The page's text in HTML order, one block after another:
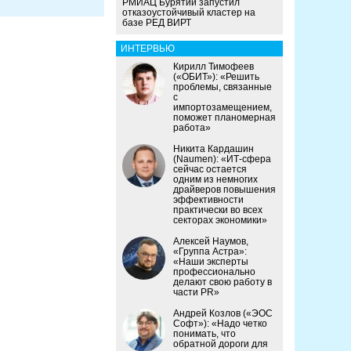
РМИАЦ Бурятии запустил
отказоустойчивый кластер на
базе РЕД ВИРТ
ИНТЕРВЬЮ
Кирилл Тимофеев
(«ОБИТ»): «Решить
проблемы, связанные
с
импортозамещением,
поможет планомерная
работа»
Никита Кардашин
(Naumen): «ИТ-сфера
сейчас остается
одним из немногих
драйверов повышения
эффективности
практически во всех
секторах экономики»
Алексей Наумов,
«Группа Астра»:
«Наши эксперты
профессионально
делают свою работу в
части PR»
Андрей Козлов («ЭОС
Софт»): «Надо четко
понимать, что
обратной дороги для